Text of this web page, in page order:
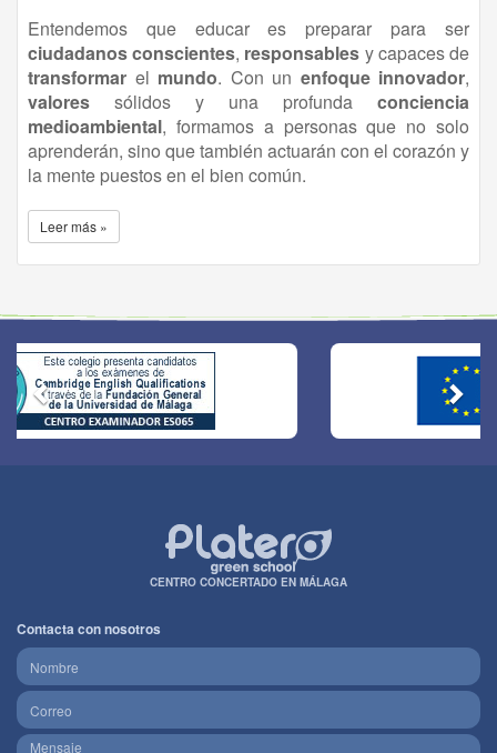
Entendemos que educar es preparar para ser
ciudadanos conscientes, responsables y capaces de
transformar el mundo. Con un enfoque innovador,
valores sólidos y una profunda conciencia
medioambiental, formamos a personas que no solo
aprenderán, sino que también actuarán con el corazón y
la mente puestos en el bien común.
Leer más »
CENTRO CONCERTADO EN MÁLAGA
Contacta con nosotros